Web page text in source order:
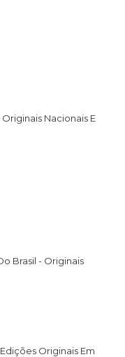
Nacionais E
Brasil - Originais
Originais Em